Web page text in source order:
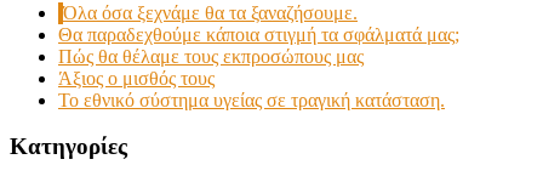
Όλα όσα ξεχνάμε θα τα ξαναζήσουμε.
Θα παραδεχθούμε κάποια στιγμή τα σφάλματά μας;
Πώς θα θέλαμε τους εκπροσώπους μας
Άξιος ο μισθός τους
Το εθνικό σύστημα υγείας σε τραγική κατάσταση.
Kατηγορίες